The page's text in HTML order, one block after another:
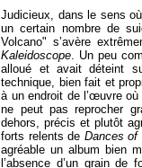
Judicieux, dans le sens
un certain nombre de
Volcano" s’avère
Kaleidoscope. Un peu
alloué et avait déteint
technique, bien fait et
à un endroit de l’œuvre
ne peut pas reprocher
dehors, précis et plutôt
forts relents de Dances of
agréable un album bien
l’absence d’un grain de